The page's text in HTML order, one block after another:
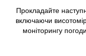
Прокладайте
включаючи
моніторингу